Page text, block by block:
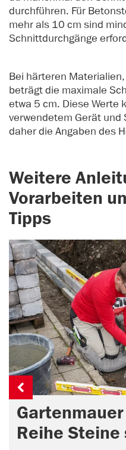
durchführen. Für
mehr als 10 cm sind
Schnittdurchgänge
Bei härteren
beträgt die maximale
etwa 5 cm. Diese Werte
verwendetem Gerät
daher die Angaben des
Weitere
Vorarbeiten
Tipps
Reihe Steine